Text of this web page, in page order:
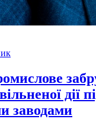
дії
заводами